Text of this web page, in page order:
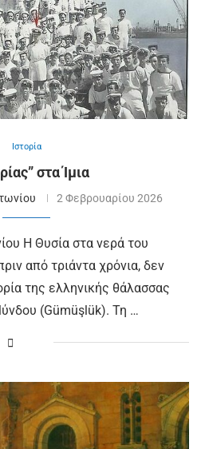
Ιστορία
στα Ίμια
2 Φεβρουαρίου 2026
Η Θυσία στα νερά του
από τριάντα χρόνια, δεν
της ελληνικής θάλασσας
(Gümüşlük). Τη …